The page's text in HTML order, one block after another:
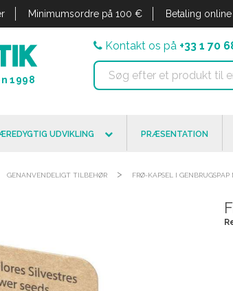
Minimumsordre på 100 € Betaling
1998
Kontakt os på +33 1 70
UDVIKLING PRÆSENTATION
GENANVENDELIGT TILBEHØR > FRØ-KAPSEL I GENBRUGSPAP